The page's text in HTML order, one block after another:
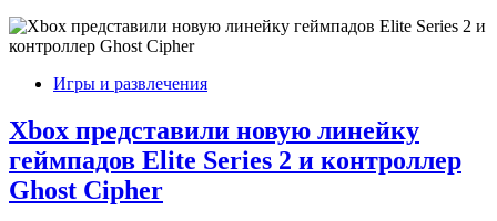
Игры и развлечения
Xbox представили новую линейку
геймпадов Elite Series 2 и контроллер
Ghost Cipher